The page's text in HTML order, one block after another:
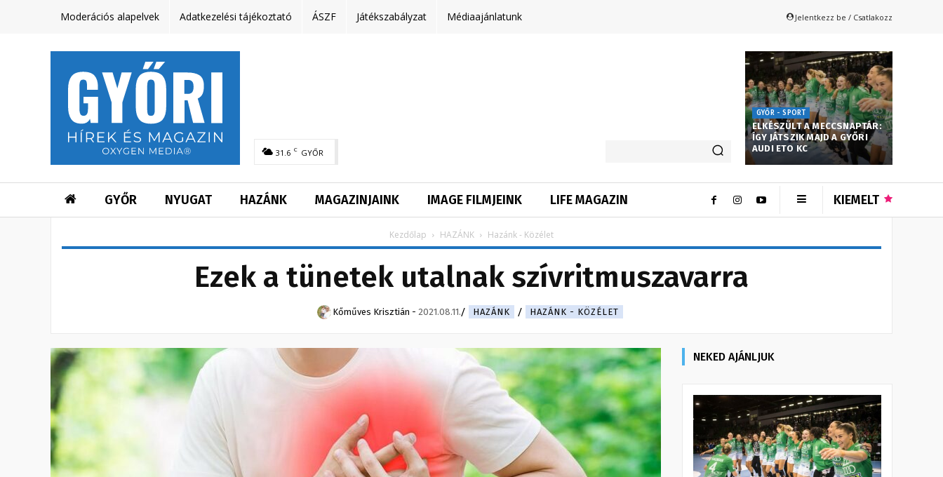
Moderációs alapelvek Adatkezelési tájékoztató ÁSZF Játékszabályzat Médiaajánlatunk Jelentkezz be / Csatlakozz
31.6 C GYŐR
GYŐR - SPORT
ELKÉSZÜLT A MECCSNAPTÁR:
ÍGY JÁTSZIK MAJD A GYŐRI
AUDI ETO KC
GYŐR NYUGAT HAZÁNK MAGAZINJAINK IMAGE FILMJEINK LIFE MAGAZIN KIEMELT
Kezdőlap HAZÁNK Hazánk - Közélet
Ezek a tünetek utalnak szívritmuszavarra
Kőműves Krisztián - 2021.08.11. HAZÁNK HAZÁNK - KÖZÉLET
NEKED AJÁNLJUK